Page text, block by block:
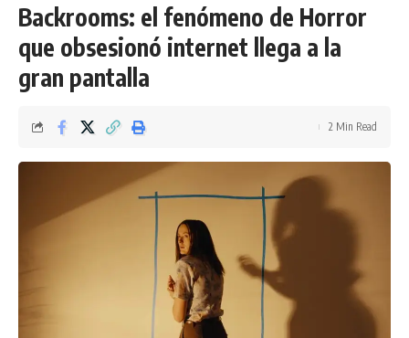
Backrooms: el fenómeno de Horror
que obsesionó internet llega a la
gran pantalla
2 Min Read